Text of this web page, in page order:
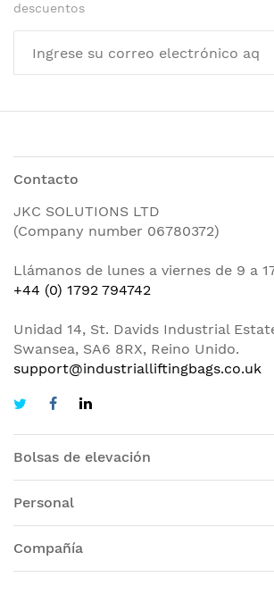
descuentos
Contacto
JKC SOLUTIONS LTD
(Company number 06780372)
Llámanos de lunes a viernes de 9 a
+44 (0) 1792 794742
Unidad 14, St. Davids Industrial
Swansea, SA6 8RX, Reino Unido.
support@industrialliftingbags.co.uk
Bolsas de elevación
Personal
Compañía